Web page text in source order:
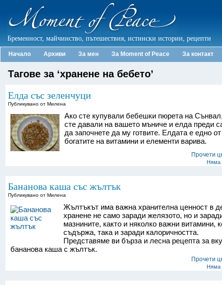
Бременност, майчинство, пътешествия, истински истории, рецепти
Начало Архиви За мен За Moment of Peace За контакт
Тагове за ‘хранене на бебето’
Елда със зеленчуци
Публикувано от Милена
Ако сте купували бебешки пюрета на
сте давали на вашето мъниче и елда преди
да започнете да му готвите. Елдата е едно
богатите на витамини и елементи варива.
Прочети
Няма
Бананова каша със жълтък
Публикувано от Милена
Жълтъкът има важна хранителна ценност в
хранене не само заради желязото, но и
мазнините, както и няколко важни витамини,
съдържа, така и заради калоричността.
Представяме ви бърза и лесна рецепта за
бананова каша с жълтък.
Прочети
Няма